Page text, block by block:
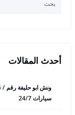
أحدث المقالات
سيارات 24/7